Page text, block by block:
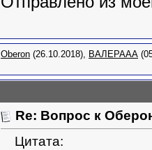
Oberon (26.10.2018), ВАЛЕРААА
Re: Вопрос к
Цитата: